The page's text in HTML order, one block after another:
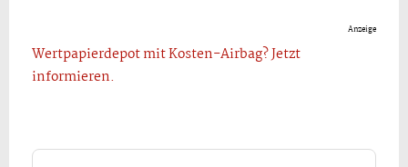
Anzeige
Wertpapierdepot mit Kosten-Airbag? Jetzt
informieren.